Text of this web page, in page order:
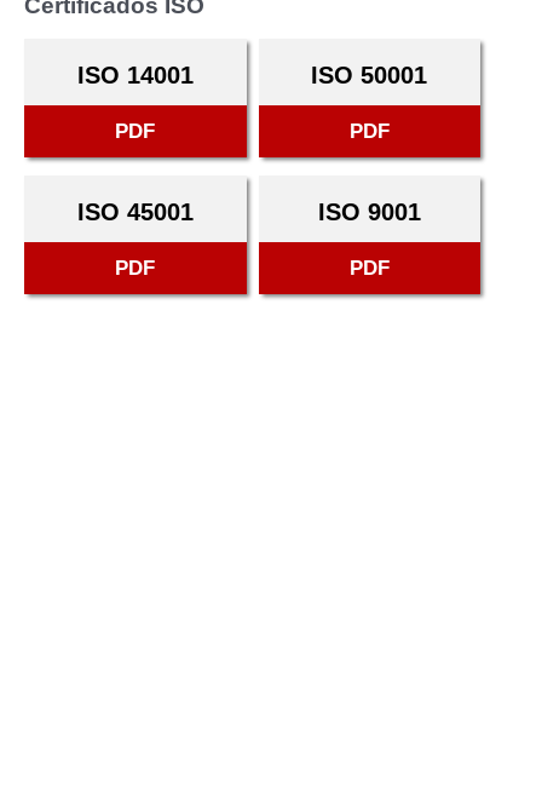
Certificados ISO
ISO 14001
PDF
ISO 50001
PDF
ISO 45001
PDF
ISO 9001
PDF